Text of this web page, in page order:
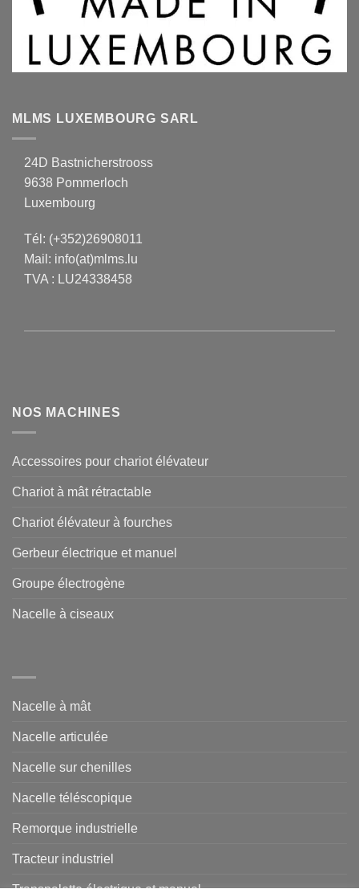
MLMS LUXEMBOURG SARL
24D Bastnicherstrooss
9638 Pommerloch
Luxembourg
Tél: (+352)26908011
Mail: info(at)mlms.lu
TVA : LU24338458
NOS MACHINES
Accessoires pour chariot élévateur
Chariot à mât rétractable
Chariot élévateur à fourches
Gerbeur électrique et manuel
Groupe électrogène
Nacelle à ciseaux
Nacelle à mât
Nacelle articulée
Nacelle sur chenilles
Nacelle téléscopique
Remorque industrielle
Tracteur industriel